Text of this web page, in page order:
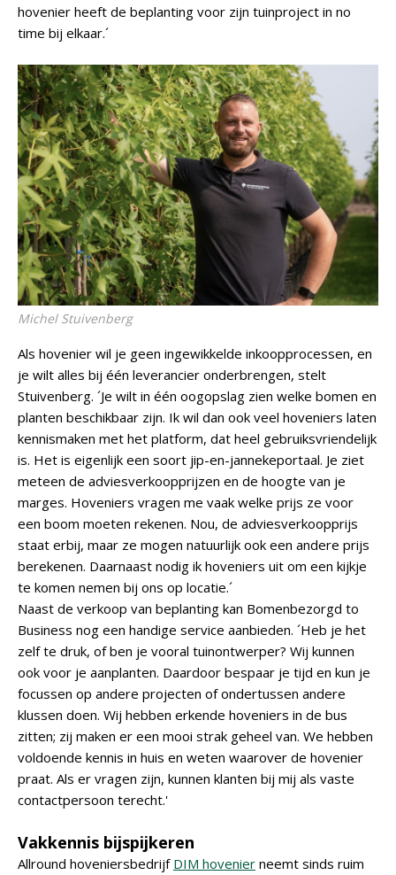
hovenier heeft de beplanting voor zijn tuinproject in no
time bij elkaar.´
Michel Stuivenberg
Als hovenier wil je geen ingewikkelde inkoopprocessen, en
je wilt alles bij één leverancier onderbrengen, stelt
Stuivenberg. ´Je wilt in één oogopslag zien welke bomen en
planten beschikbaar zijn. Ik wil dan ook veel hoveniers laten
kennismaken met het platform, dat heel gebruiksvriendelijk
is. Het is eigenlijk een soort jip-en-jannekeportaal. Je ziet
meteen de adviesverkoopprijzen en de hoogte van je
marges. Hoveniers vragen me vaak welke prijs ze voor
een boom moeten rekenen. Nou, de adviesverkoopprijs
staat erbij, maar ze mogen natuurlijk ook een andere prijs
berekenen. Daarnaast nodig ik hoveniers uit om een kijkje
te komen nemen bij ons op locatie.´
Naast de verkoop van beplanting kan Bomenbezorgd to
Business nog een handige service aanbieden. ´Heb je het
zelf te druk, of ben je vooral tuinontwerper? Wij kunnen
ook voor je aanplanten. Daardoor bespaar je tijd en kun je
focussen op andere projecten of ondertussen andere
klussen doen. Wij hebben erkende hoveniers in de bus
zitten; zij maken er een mooi strak geheel van. We hebben
voldoende kennis in huis en weten waarover de hovenier
praat. Als er vragen zijn, kunnen klanten bij mij als vaste
contactpersoon terecht.'
Vakkennis bijspijkeren
Allround hoveniersbedrijf DIM hovenier neemt sinds ruim